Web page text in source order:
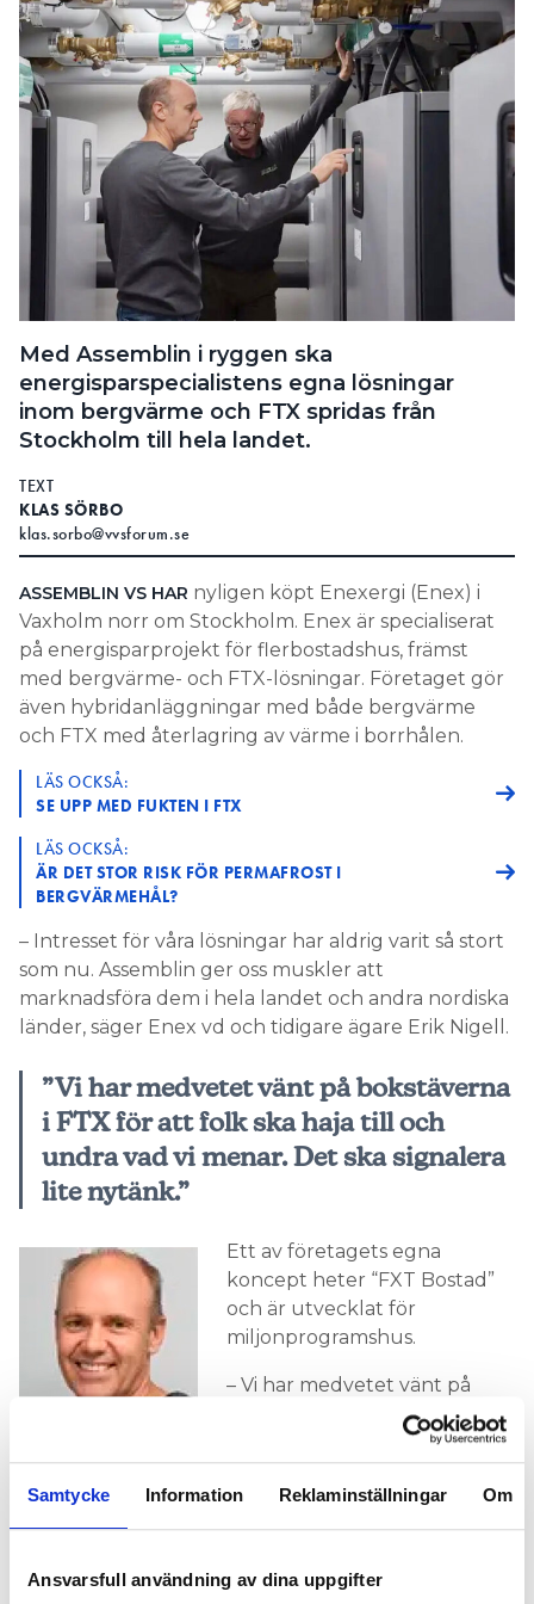
Samtycke Information Reklaminställningar Om
Ansvarsfull användning av dina uppgifter
Med Assemblin i ryggen ska
energisparspecialistens egna lösningar
inom bergvärme och FTX spridas från
Stockholm till hela landet.
TEXT
KLAS SÖRBO
klas.sorbo@vvsforum.se
ASSEMBLIN VS HAR nyligen köpt Enexergi (Enex) i
Vaxholm norr om Stockholm. Enex är specialiserat
på energisparprojekt för flerbostadshus, främst
med bergvärme- och FTX-lösningar. Företaget gör
även hybridanläggningar med både bergvärme
och FTX med återlagring av värme i borrhålen.
LÄS OCKSÅ:
SE UPP MED FUKTEN I FTX
LÄS OCKSÅ:
ÄR DET STOR RISK FÖR PERMAFROST I
BERGVÄRMEHÅL?
– Intresset för våra lösningar har aldrig varit så stort
som nu. Assemblin ger oss muskler att
marknadsföra dem i hela landet och andra nordiska
länder, säger Enex vd och tidigare ägare Erik Nigell.
”Vi har medvetet vänt på bokstäverna
i FTX för att folk ska haja till och
undra vad vi menar. Det ska signalera
lite nytänk.”
Ett av företagets egna
koncept heter “FXT Bostad”
och är utvecklat för
miljonprogramshus.
– Vi har medvetet vänt på
bokstäverna i FTX för att folk
ska haja till och undra vad vi
nytänk, säger Erik Nigell.
frånluftssystem med återvinning. Aggregat vid